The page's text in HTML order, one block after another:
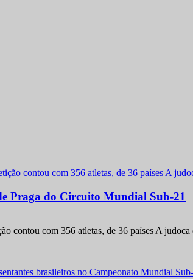
Praga do Circuito Mundial Sub-21
contou com 356 atletas, de 36 países A